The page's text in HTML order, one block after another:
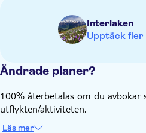
based on the ticket option
Grindelwald or Interlaken)
Interlaken
Upptäck fler
Ändrade planer?
100% återbetalas om du
utflykten/aktiviteten.
Läs mer